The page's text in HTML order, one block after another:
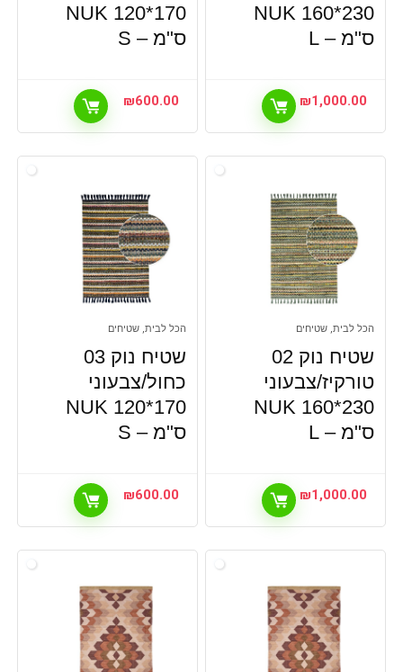
NUK 160*230
ס"מ – L
₪1,000.00
NUK 120*170
ס"מ – S
₪600.00
הכל לבית, שטיחים
שטיח נוק 02
טורקיז/צבעוני
NUK 160*230
ס"מ – L
₪1,000.00
הכל לבית, שטיחים
שטיח נוק 03
כחול/צבעוני
NUK 120*170
ס"מ – S
₪600.00